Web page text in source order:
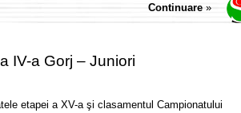
Continuare »
IV-a Gorj – Juniori
etapei a XV-a şi clasamentul Campionatului